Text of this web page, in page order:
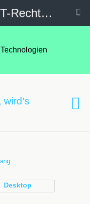
Rechtsanwalt für IT-Recht, Internetrecht, Datenschutz & Social Media
Desktop